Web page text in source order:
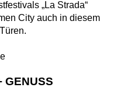
„La Strada“
City auch in diesem
GENUSS